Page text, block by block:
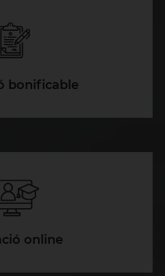
bonificable
online